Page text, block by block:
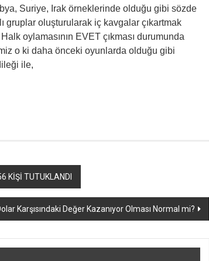
Suriye, Irak örneklerinde olduğu gibi sözde
gruplar oluşturularak iç kavgalar çıkartmak
oylamasının EVET çıkması durumunda
o ki daha önceki oyunlarda olduğu gibi
ile,
KİŞİ TUTUKLANDI
Karşısındaki Değer Kazanıyor Olması Normal mi?